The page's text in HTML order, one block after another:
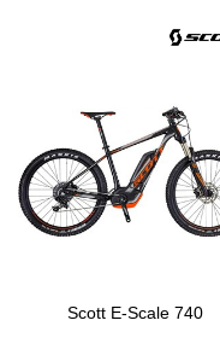
Scott E-Scale 740